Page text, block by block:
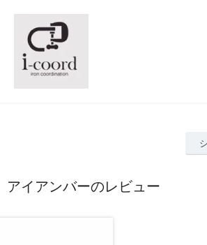
イアンバーのレビュー